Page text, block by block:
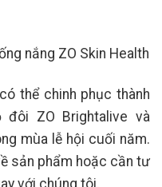
nắng ZO Skin Health
thể chinh phục thành
đôi ZO Brightalive và
mùa lễ hội cuối năm.
sản phẩm hoặc cần tư
với chúng tôi.